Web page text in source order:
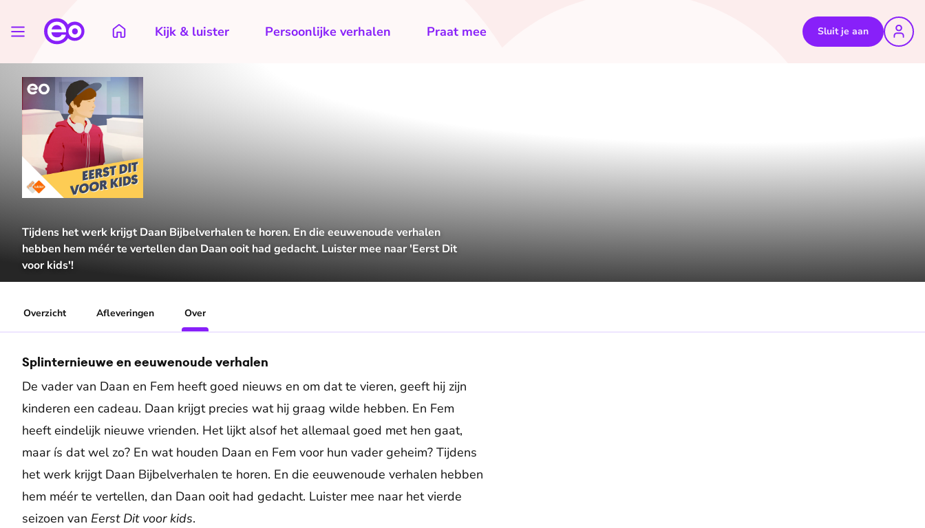
Kijk & luister Persoonlijke verhalen Praat mee Sluit je aan
Tijdens het werk krijgt Daan Bijbelverhalen te horen. En die eeuwenoude verhalen
hebben hem méér te vertellen dan Daan ooit had gedacht. Luister mee naar 'Eerst Dit
voor kids'!
Overzicht Afleveringen Over
Splinternieuwe en eeuwenoude verhalen
De vader van Daan en Fem heeft goed nieuws en om dat te vieren, geeft hij zijn
kinderen een cadeau. Daan krijgt precies wat hij graag wilde hebben. En Fem
heeft eindelijk nieuwe vrienden. Het lijkt alsof het allemaal goed met hen gaat,
maar ís dat wel zo? En wat houden Daan en Fem voor hun vader geheim? Tijdens
het werk krijgt Daan Bijbelverhalen te horen. En die eeuwenoude verhalen hebben
hem méér te vertellen, dan Daan ooit had gedacht. Luister mee naar het vierde
seizoen van Eerst Dit voor kids.